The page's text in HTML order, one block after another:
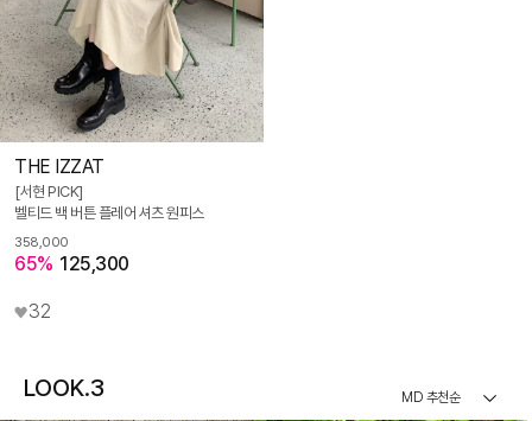
THE IZZAT
[서현 PICK]
벨티드 백 버튼 플레어 셔츠 원피스
358,000
65% 125,300
32
LOOK.3